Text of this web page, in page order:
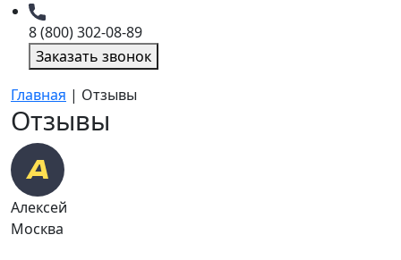
8 (800) 302-08-89
Заказать звонок
Главная | Отзывы
Отзывы
Алексей
Москва